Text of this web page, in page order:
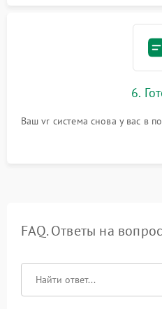
6.
Ваш vr система снова у вас в
FAQ. Ответы на